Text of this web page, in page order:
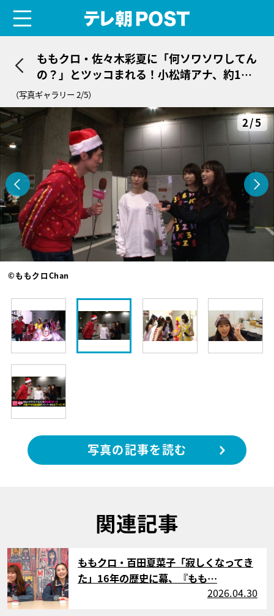
ももクロ・佐々木彩夏に「何ソワソワしてん
の？」とツッコまれる！小松靖アナ、約1年
ぶりのリポートで…
（写真ギャラリー 2/5）
2/5
©ももクロChan
写真の記事を読む
関連記事
サムネイル
ももクロ・百田夏菜子「寂しくなってき
た」16年の歴史に幕、『もも…
2026.04.30